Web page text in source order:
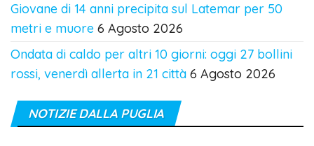
Giovane di 14 anni precipita sul Latemar per 50
metri e muore 6 Agosto 2026
Ondata di caldo per altri 10 giorni: oggi 27 bollini
rossi, venerdì allerta in 21 città 6 Agosto 2026
NOTIZIE DALLA PUGLIA